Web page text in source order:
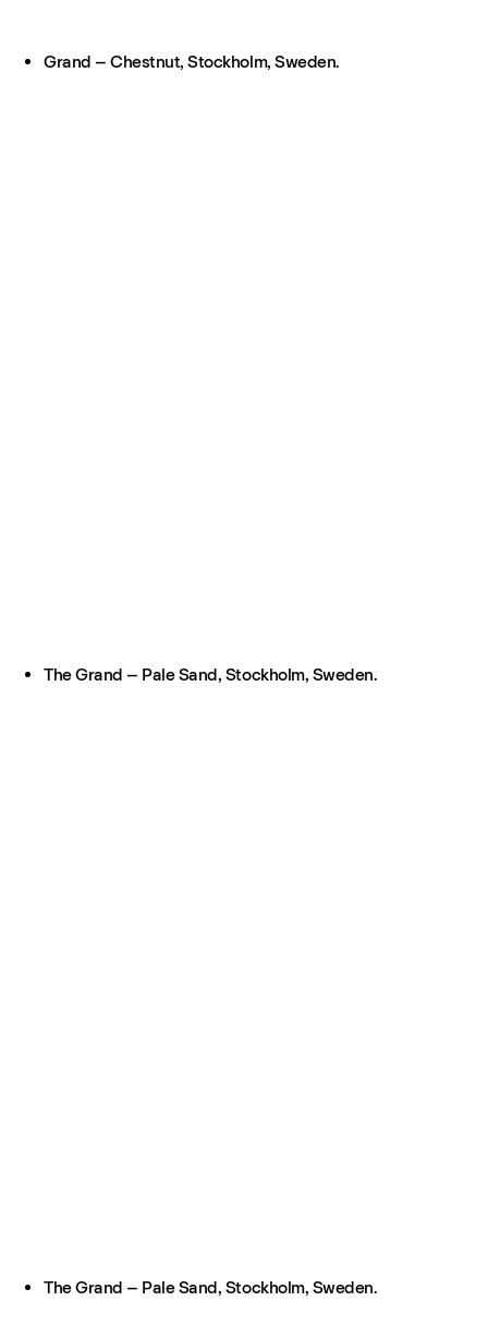
Grand – Chestnut, Stockholm, Sweden.
The Grand – Pale Sand, Stockholm, Sweden.
The Grand – Pale Sand, Stockholm, Sweden.